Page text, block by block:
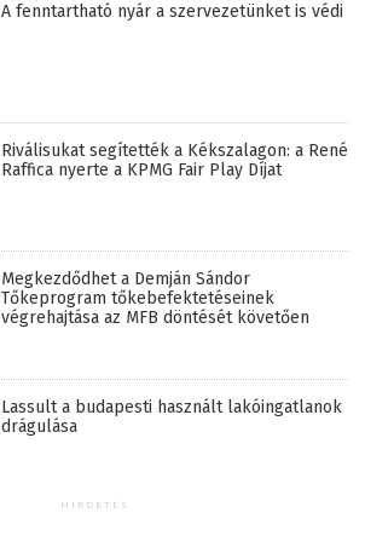
A fenntartható nyár a szervezetünket is védi
Riválisukat segítették a Kékszalagon: a René
Raffica nyerte a KPMG Fair Play Díjat
Megkezdődhet a Demján Sándor
Tőkeprogram tőkebefektetéseinek
végrehajtása az MFB döntését követően
Lassult a budapesti használt lakóingatlanok
drágulása
HIRDETÉS